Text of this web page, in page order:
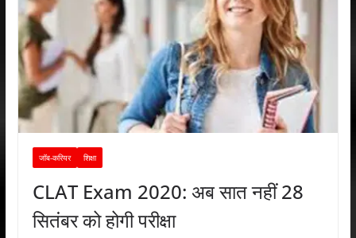
जॉब-करियर शिक्षा
CLAT Exam 2020: अब सात नहीं 28
सितंबर को होगी परीक्षा